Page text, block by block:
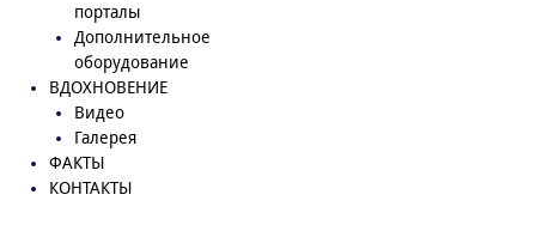
порталы
Дополнительное
оборудование
ВДОХНОВЕНИЕ
Видео
Галерея
ФАКТЫ
КОНТАКТЫ